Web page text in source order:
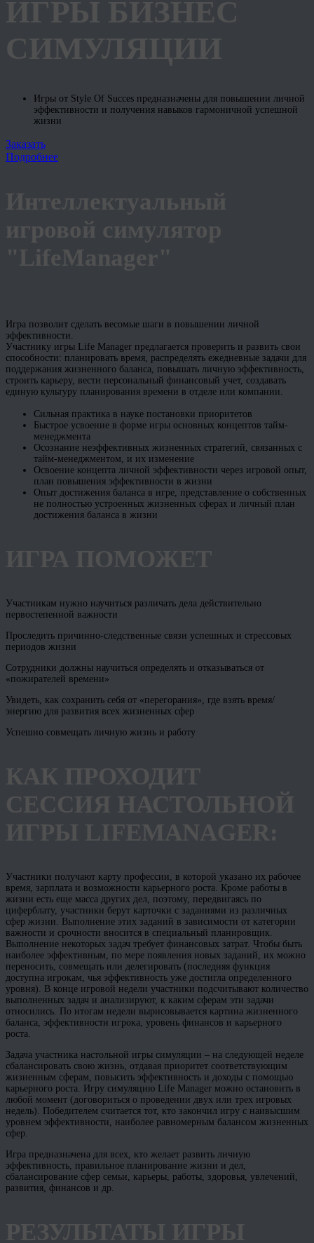
ИГРЫ БИЗНЕС
СИМУЛЯЦИИ
Игры от Style Of Succes предназначены для повышении личной
эффективности и получения навыков гармоничной успешной
жизни
Заказать
Подробнее
Интеллектуальный
игровой симулятор
"LifeManager"
Игра позволит сделать весомые шаги в повышении личной
эффективности.
Участнику игры Life Manager предлагается проверить и развить свои
способности: планировать время, распределять ежедневные задачи для
поддержания жизненного баланса, повышать личную эффективность,
строить карьеру, вести персональный финансовый учет, создавать
единую культуру планирования времени в отделе или компании.
Сильная практика в науке постановки приоритетов
Быстрое усвоение в форме игры основных концептов тайм-
менеджмента
Осознание неэффективных жизненных стратегий, связанных с
тайм-менеджментом, и их изменение
Освоение концепта личной эффективности через игровой опыт,
план повышения эффективности в жизни
Опыт достижения баланса в игре, представление о собственных
не полностью устроенных жизненных сферах и личный план
достижения баланса в жизни
ИГРА ПОМОЖЕТ
Участникам нужно научиться различать дела действительно
первостепенной важности
Проследить причинно-следственные связи успешных и стрессовых
периодов жизни
Сотрудники должны научиться определять и отказываться от
«пожирателей времени»
Увидеть, как сохранить себя от «перегорания», где взять время/
энергию для развития всех жизненных сфер
Успешно совмещать личную жизнь и работу
КАК ПРОХОДИТ
СЕССИЯ НАСТОЛЬНОЙ
ИГРЫ LIFEМANAGER:
Участники получают карту профессии, в которой указано их рабочее
время, зарплата и возможности карьерного роста. Кроме работы в
жизни есть еще масса других дел, поэтому, передвигаясь по
циферблату, участники берут карточки с заданиями из различных
сфер жизни. Выполнение этих заданий в зависимости от категории
важности и срочности вносится в специальный планировщик.
Выполнение некоторых задач требует финансовых затрат. Чтобы быть
наиболее эффективным, по мере появления новых заданий, их можно
переносить, совмещать или делегировать (последняя функция
доступна игрокам, чья эффективность уже достигла определенного
уровня). В конце игровой недели участники подсчитывают количество
выполненных задач и анализируют, к каким сферам эти задачи
относились. По итогам недели вырисовывается картина жизненного
баланса, эффективности игрока, уровень финансов и карьерного
роста.
Задача участника настольной игры симуляции – на следующей неделе
сбалансировать свою жизнь, отдавая приоритет соответствующим
жизненным сферам, повысить эффективность и доходы с помощью
карьерного роста. Игру симуляцию Life Manager можно остановить в
любой момент (договориться о проведении двух или трех игровых
недель). Победителем считается тот, кто закончил игру с наивысшим
уровнем эффективности, наиболее равномерным балансом жизненных
сфер.
Игра предназначена для всех, кто желает развить личную
эффективность, правильное планирование жизни и дел,
сбалансирование сфер семьи, карьеры, работы, здоровья, увлечений,
развития, финансов и др.
РЕЗУЛЬТАТЫ ИГРЫ